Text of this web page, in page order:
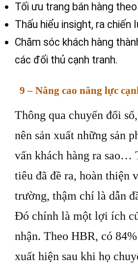
Tối ưu trang bán hàng
Thấu hiểu insight, ra
Chăm sóc khách hàng
các đối thủ cạnh tranh.
9 – Nâng cao năng lực
Thông qua chuyển đổi
nên sản xuất những sản
vấn khách hàng ra sao…
tiêu đã đề ra, hoàn thiện
trường, thậm chí là dẫn
Đó chính là một lợi ích
nhận. Theo HBR, có
xuất hiện sau khi họ